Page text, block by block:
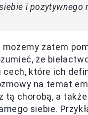
i pozytywnego
możemy zatem
że
cech, które ich
na temat
tą chorobą, a
siebie.